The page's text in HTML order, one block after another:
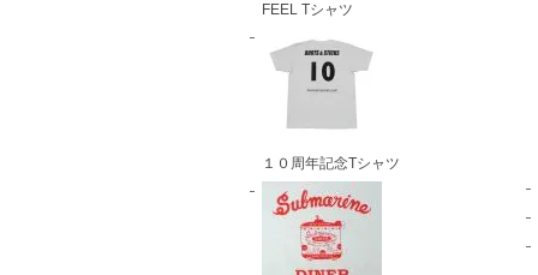
FEEL Tシャツ
１０周年記念Tシャツ